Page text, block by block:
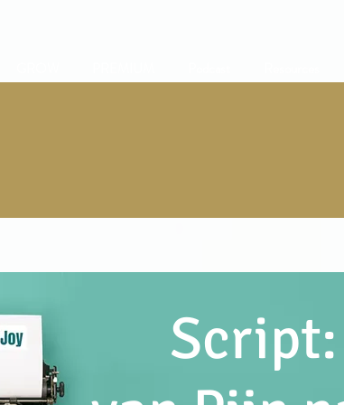
Script: